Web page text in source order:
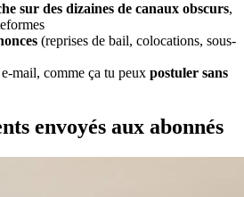
sur des dizaines de canaux obscurs,
(reprises de bail, colocations, sous-
mail, comme ça tu peux postuler sans
envoyés aux abonnés